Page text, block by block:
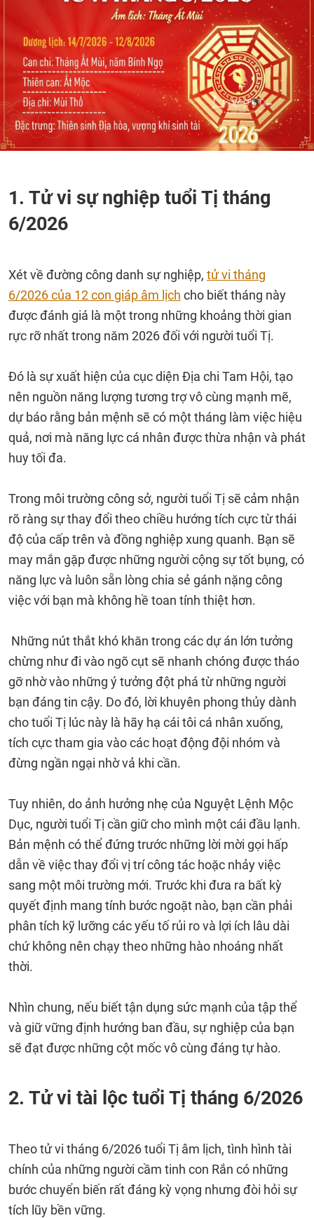
1. Tử vi sự nghiệp tuổi Tị tháng
6/2026
Xét về đường công danh sự nghiệp, tử vi tháng
6/2026 của 12 con giáp âm lịch cho biết tháng này
được đánh giá là một trong những khoảng thời gian
rực rỡ nhất trong năm 2026 đối với người tuổi Tị.
Đó là sự xuất hiện của cục diện Địa chi Tam Hội, tạo
nên nguồn năng lượng tương trợ vô cùng mạnh mẽ,
dự báo rằng bản mệnh sẽ có một tháng làm việc hiệu
quả, nơi mà năng lực cá nhân được thừa nhận và phát
huy tối đa.
Trong môi trường công sở, người tuổi Tị sẽ cảm nhận
rõ ràng sự thay đổi theo chiều hướng tích cực từ thái
độ của cấp trên và đồng nghiệp xung quanh. Bạn sẽ
may mắn gặp được những người cộng sự tốt bụng, có
năng lực và luôn sẵn lòng chia sẻ gánh nặng công
việc với bạn mà không hề toan tính thiệt hơn.
Những nút thắt khó khăn trong các dự án lớn tưởng
chừng như đi vào ngõ cụt sẽ nhanh chóng được tháo
gỡ nhờ vào những ý tưởng đột phá từ những người
bạn đáng tin cậy. Do đó, lời khuyên phong thủy dành
cho tuổi Tị lúc này là hãy hạ cái tôi cá nhân xuống,
tích cực tham gia vào các hoạt động đội nhóm và
đừng ngần ngại nhờ vả khi cần.
Tuy nhiên, do ảnh hưởng nhẹ của Nguyệt Lệnh Mộc
Dục, người tuổi Tị cần giữ cho mình một cái đầu lạnh.
Bản mệnh có thể đứng trước những lời mời gọi hấp
dẫn về việc thay đổi vị trí công tác hoặc nhảy việc
sang một môi trường mới. Trước khi đưa ra bất kỳ
quyết định mang tính bước ngoặt nào, bạn cần phải
phân tích kỹ lưỡng các yếu tố rủi ro và lợi ích lâu dài
chứ không nên chạy theo những hào nhoáng nhất
thời.
Nhìn chung, nếu biết tận dụng sức mạnh của tập thể
và giữ vững định hướng ban đầu, sự nghiệp của bạn
sẽ đạt được những cột mốc vô cùng đáng tự hào.
2. Tử vi tài lộc tuổi Tị tháng 6/2026
Theo tử vi tháng 6/2026 tuổi Tị âm lịch, tình hình tài
chính của những người cầm tinh con Rắn có những
bước chuyển biến rất đáng kỳ vọng nhưng đòi hỏi sự
tích lũy bền vững.